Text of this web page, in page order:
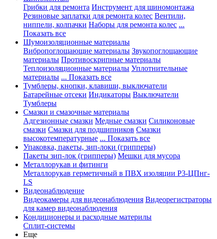
Грибки для ремонта Инструмент для шиномонтажа
Резиновые заплатки для ремонта колес Вентили,
ниппели, колпачки Наборы для ремонта колес ...
Показать все
Шумоизоляционные материалы
Вибропоглощающие материалы Звукопоглощающие
материалы Противоскрипные материалы
Теплоизоляционные материалы Уплотнительные
материалы ... Показать все
Тумблеры, кнопки, клавиши, выключатели
Батарейные отсеки Индикаторы Выключатели
Тумблеры
Смазки и смазочные материалы
Адгезионные смазки Медные смазки Силиконовые
смазки Смазки для подшипников Смазки
высокотемпературные ... Показать все
Упаковка, пакеты, зип-локи (грипперы)
Пакеты зип-лок (грипперы) Мешки для мусора
Металлорукав и фитинги
Металлорукав герметичный в ПВХ изоляции Р3-ЦПнг-
LS
Видеонаблюдение
Видеокамеры для видеонаблюдения Видеорегистраторы
для камер видеонаблюдения
Кондиционеры и расходные материлы
Сплит-системы
Еще